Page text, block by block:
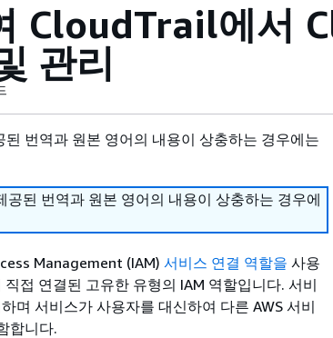
CloudTrail에서
관리
번역과 원본 영어의 내용이 상충하는 경우에는
된 번역과 원본 영어의 내용이 상충하는 경우에
Management (IAM) 서비스 연결 역할을 사용
접 연결된 고유한 유형의 IAM 역할입니다. 서비
며 서비스가 사용자를 대신하여 다른 AWS 서비
합니다.